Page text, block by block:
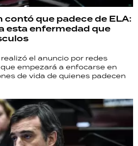
contó que padece de ELA:
esta enfermedad que
el anuncio por redes
empezará a enfocarse en
de vida de quienes padecen